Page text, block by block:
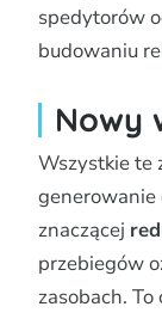
spedytorów
budowaniu
Nowy
Wszystkie te
generowanie
znaczącej
przebiegów
zasobach.